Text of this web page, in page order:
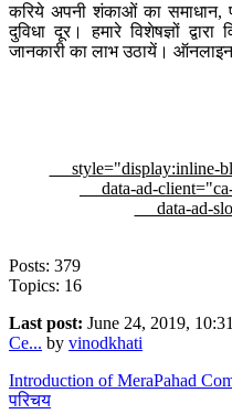
करिये अपनी शंकाओं का समाधान,
दुविधा दूर। हमारे विशेषज्ञों
जानकारी का लाभ उठायें।
style="display:inline-
data-ad-
data-ad-
Posts: 379
Topics: 16
Last post: June 24, 2019,
Ce... by vinodkhati
Introduction of MeraPahad
परिचय